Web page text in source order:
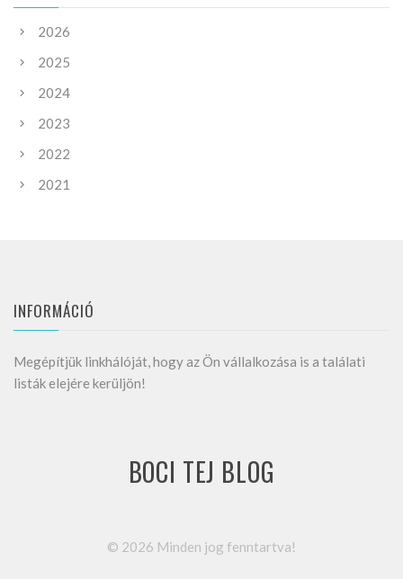
2026
2025
2024
2023
2022
2021
INFORMÁCIÓ
Megépítjük linkhálóját, hogy az Ön vállalkozása is a találati
listák elejére kerüljön!
BOCI TEJ BLOG
© 2026 Minden jog fenntartva!